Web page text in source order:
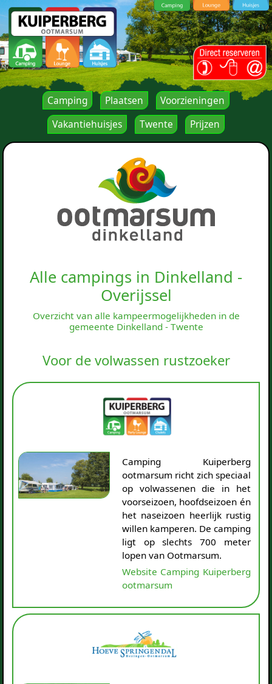
Camping Plaatsen
Voorzieningen
Vakantiehuisjes
Twente Prijzen
Alle campings in Dinkelland -
Overijssel
Overzicht van alle kampeermogelijkheden in de
gemeente Dinkelland - Twente
Voor de volwassen rustzoeker
Camping Kuiperberg
ootmarsum richt zich speciaal
op volwassenen die in het
voorseizoen, hoofdseizoen én
het naseizoen heerlijk rustig
willen kamperen. De camping
ligt op slechts 700 meter
lopen van Ootmarsum.
Website Camping Kuiperberg
ootmarsum